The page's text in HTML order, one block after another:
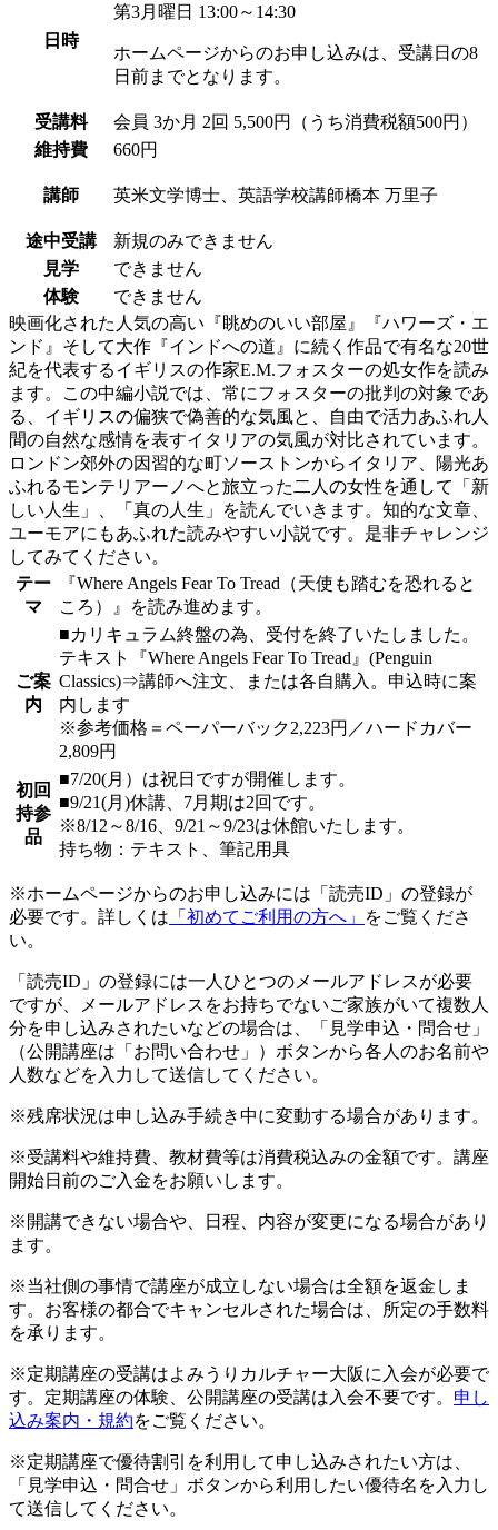
日時
第3月曜日 13:00～14:30
ホームページからのお申し込みは、受講日の8
日前までとなります。
受講料 会員 3か月 2回 5,500円（うち消費税額500円）
維持費
660円
講師 英米文学博士、英語学校講師橋本 万里子
途中受講
新規のみできません
見学
できません
体験
できません
映画化された人気の高い『眺めのいい部屋』『ハワーズ・エ
ンド』そして大作『インドへの道』に続く作品で有名な20世
紀を代表するイギリスの作家E.M.フォスターの処女作を読み
ます。この中編小説では、常にフォスターの批判の対象であ
る、イギリスの偏狭で偽善的な気風と、自由で活力あふれ人
間の自然な感情を表すイタリアの気風が対比されています。
ロンドン郊外の因習的な町ソーストンからイタリア、陽光あ
ふれるモンテリアーノへと旅立った二人の女性を通して「新
しい人生」、「真の人生」を読んでいきます。知的な文章、
ユーモアにもあふれた読みやすい小説です。是非チャレンジ
してみてください。
テー
マ
『Where Angels Fear To Tread（天使も踏むを恐れると
ころ）』を読み進めます。
ご案
内
■カリキュラム終盤の為、受付を終了いたしました。
テキスト『Where Angels Fear To Tread』(Penguin
Classics)⇒講師へ注文、または各自購入。申込時に案
内します
※参考価格＝ペーパーバック2,223円／ハードカバー
2,809円
初回
持参
品
■7/20(月）は祝日ですが開催します。
■9/21(月)休講、7月期は2回です。
※8/12～8/16、9/21～9/23は休館いたします。
持ち物：テキスト、筆記用具
※ホームページからのお申し込みには「読売ID」の登録が
必要です。詳しくは 「初めてご利用の方へ」
をご覧くださ
い。
「読売ID」の登録には一人ひとつのメールアドレスが必要
ですが、メールアドレスをお持ちでないご家族がいて複数人
分を申し込みされたいなどの場合は、「見学申込・問合せ」
（公開講座は「お問い合わせ」）ボタンから各人のお名前や
人数などを入力して送信してください。
※残席状況は申し込み手続き中に変動する場合があります。
※受講料や維持費、教材費等は消費税込みの金額です。講座
開始日前のご入金をお願いします。
※開講できない場合や、日程、内容が変更になる場合があり
ます。
※当社側の事情で講座が成立しない場合は全額を返金しま
す。お客様の都合でキャンセルされた場合は、所定の手数料
を承ります。
※定期講座の受講はよみうりカルチャー大阪に入会が必要で
す。定期講座の体験、公開講座の受講は入会不要です。 申し
込み案内・規約をご覧ください。
※定期講座で優待割引を利用して申し込みされたい方は、
「見学申込・問合せ」ボタンから利用したい優待名を入力し
て送信してください。